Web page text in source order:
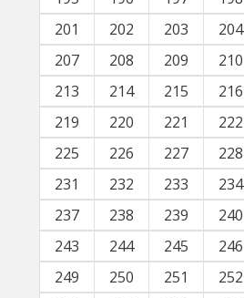
201
202 203 204
207
208 209 210
213
214 215 216
219
220 221 222
225
226 227 228
231
232 233 234
237
238 239 240
243
244 245 246
249
250 251 252